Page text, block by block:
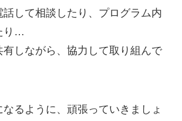
して相談したり、プログラム内
り…
しながら、協力して取り組んで
るように、頑張っていきましょ